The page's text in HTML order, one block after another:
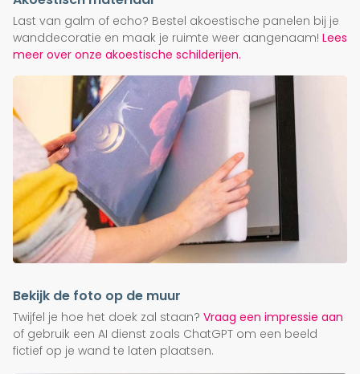
Last van galm of echo? Bestel akoestische panelen bij je
wanddecoratie en maak je ruimte weer aangenaam! Lees
meer over onze akoestische schilderijen.
Bekijk de foto op de muur
Twijfel je hoe het doek zal staan? Vraag een impressie aan
of gebruik een AI dienst zoals ChatGPT om een beeld
fictief op je wand te laten plaatsen.